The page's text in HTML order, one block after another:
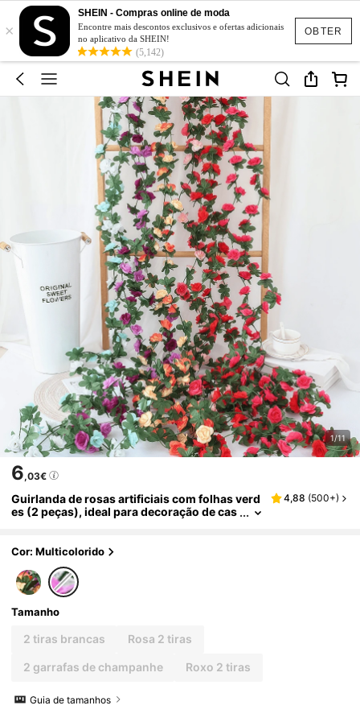
OBTER
×
SHEIN - Compras online de moda
Encontre mais descontos exclusivos e ofertas adicionais
no aplicativo da SHEIN!
(5,142)
1/11
6,03€
Guirlanda de rosas artificiais com folhas verd
es (2 peças), ideal para decoração de cas
estas, aniversários, decoração de primavera
4,88 (500+)
Cor: Multicolorido
Tamanho
2 tiras brancas Rosa 2 tiras
2 garrafas de champanhe Roxo 2 tiras
Guia de tamanhos